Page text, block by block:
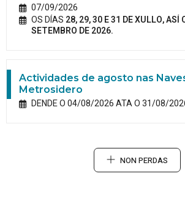
07/09/2026
OS DÍAS 28, 29, 30 E 31 DE XULLO, ASÍ
SETEMBRO DE 2026.
Actividades de agosto nas
Metrosidero
DENDE O 04/08/2026 ATA O 31/08/
NON PERDAS